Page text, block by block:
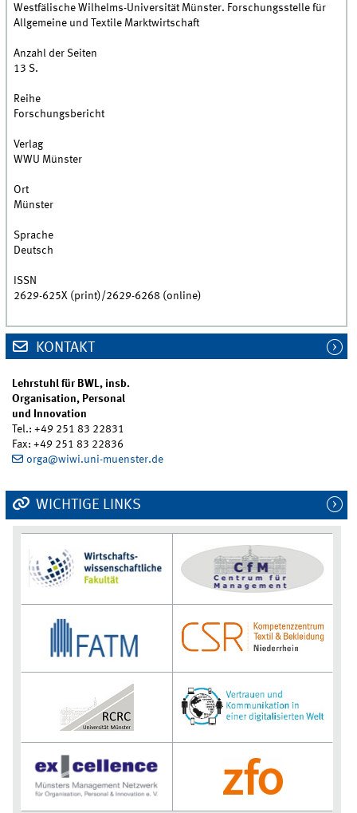
Westfälische Wilhelms-Universität Münster. Forschungsstelle für
Allgemeine und Textile Marktwirtschaft
Anzahl der Seiten
13 S.
Reihe
Forschungsbericht
Verlag
WWU Münster
Ort
Münster
Sprache
Deutsch
ISSN
2629-625X (print)/2629-6268 (online)
KONTAKT
Lehrstuhl für BWL, insb.
Organisation, Personal
und Innovation
Tel.: +49 251 83 22831
Fax: +49 251 83 22836
orga@wiwi.uni-muenster.de
WICHTIGE LINKS